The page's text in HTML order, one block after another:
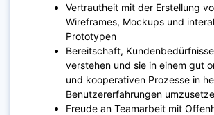
Vertrautheit mit der Erstellung
Wireframes, Mockups und
Prototypen
Bereitschaft,
verstehen und sie in einem gut
und kooperativen Prozesse in
Benutzererfahrungen
Freude an Teamarbeit mit